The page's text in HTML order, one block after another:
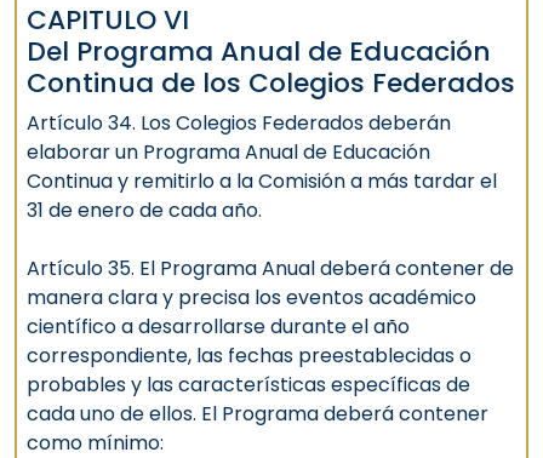
CAPITULO VI
Del Programa Anual de Educación
Continua de los Colegios Federados
Artículo 34. Los Colegios Federados deberán
elaborar un Programa Anual de Educación
Continua y remitirlo a la Comisión a más tardar el
31 de enero de cada año.
Artículo 35. El Programa Anual deberá contener de
manera clara y precisa los eventos académico
científico a desarrollarse durante el año
correspondiente, las fechas preestablecidas o
probables y las características específicas de
cada uno de ellos. El Programa deberá contener
como mínimo: